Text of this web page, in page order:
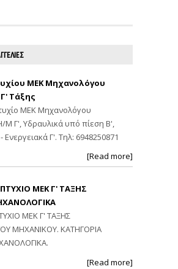
ΜΕΚ Μηχανολόγου
Τάξης
ΜΕΚ Μηχανολόγου
Μ Γ', Υδραυλικά υπό πίεση Β',
Ενεργειακά Γ'. Τηλ: 6948250871
[Read more]
ΠΤΥΧΙΟ ΜΕΚ Γ' ΤΑΞΗΣ
ΜΕΚ Γ' ΤΑΞΗΣ
ΜΗΧΑΝΙΚΟΥ. ΚΑΤΗΓΟΡΙΑ
[Read more]